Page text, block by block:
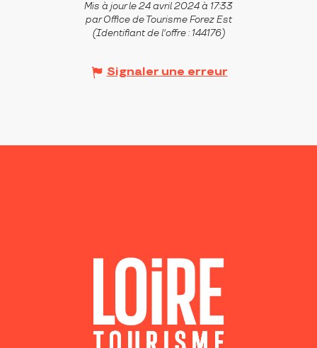
Mis à jour le 24 avril 2024 à 17:33
par Office de Tourisme Forez Est
(Identifiant de l'offre : 144176)
Signaler une erreur